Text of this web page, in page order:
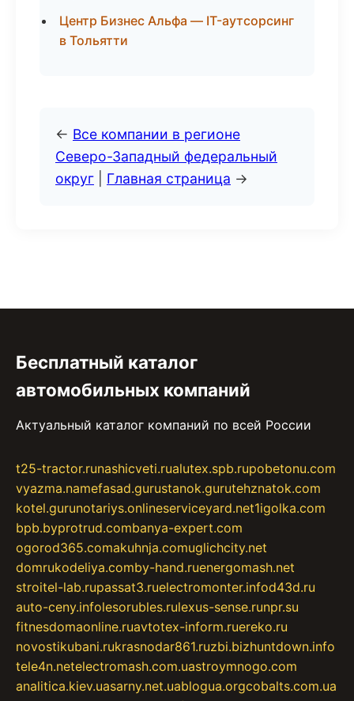
Центр Бизнес Альфа — IT-аутсорсинг
в Тольятти
← Все компании в регионе
Северо-Западный федеральный
округ
Главная страница →
Бесплатный каталог
автомобильных компаний
Актуальный каталог компаний по всей России
t25-tractor.runashicveti.rualutex.spb.rupobetonu.com
vyazma.namefasad.gurustanok.gurutehznatok.com
kotel.gurunotariys.onlineserviceyard.net1igolka.com
bpb.byprotrud.combanya-expert.com
ogorod365.comakuhnja.comuglichcity.net
domrukodeliya.comby-hand.ruenergomash.net
stroitel-lab.rupassat3.ruelectromonter.infod43d.ru
auto-ceny.infolesorubles.rulexus-sense.runpr.su
fitnesdomaonline.ruavtotex-inform.ruereko.ru
novostikubani.rukrasnodar861.ruzbi.bizhuntdown.info
tele4n.netelectromash.com.uastroymnogo.com
analitica.kiev.uasarny.net.uablogua.orgcobalts.com.ua